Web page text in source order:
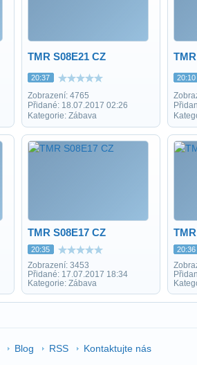
TMR S08E21 CZ
20:37
Zobrazení: 4765
Přidané: 18.07.2017 02:26
Kategorie: Zábava
20:10
TMR S08E17 CZ
20:35
Zobrazení: 3453
Přidané: 17.07.2017 18:34
Kategorie: Zábava
20:36
Blog RSS Kontaktujte nás